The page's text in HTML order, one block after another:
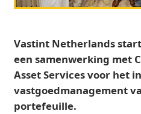
Vastint Netherlands
een samenwerking met
Asset Services voor het
vastgoedmanagement
portefeuille.